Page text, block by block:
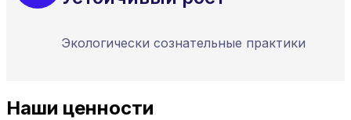
Экологически сознательные практики
Наши ценности